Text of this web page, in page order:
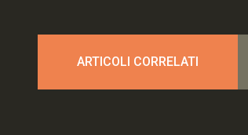
ARTICOLI CORRELATI